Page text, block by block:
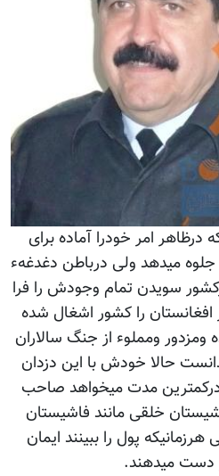
امر خودرا آماده برای
میدهد ولی درباطن دغدغهء
سویدن تمام وجودش را فرا
افغانستان را کشور اشغال شده
ومملوء از جنگ سالاران
حالا خودش با این دزدان
مدت میخواهد صاحب
خلقی مانند فاشیستان
پول را ببینند ایمان
دست میدهند.